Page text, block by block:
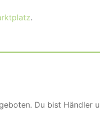
.
Du bist Händler